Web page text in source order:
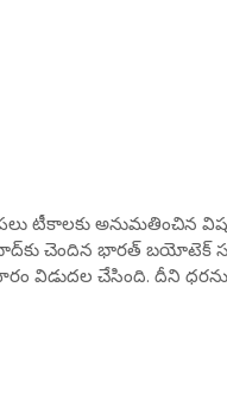
టీకాలకు అనుమతించిన
చెందిన భారత్ బయోటెక్
విడుదల చేసింది. దీని